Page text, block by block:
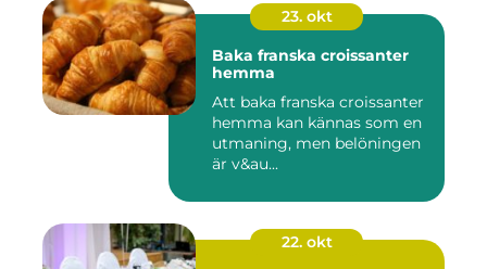
23. okt
Baka franska croissanter
hemma
Att baka franska croissanter
hemma kan kännas som en
utmaning, men belöningen
är v&au...
22. okt